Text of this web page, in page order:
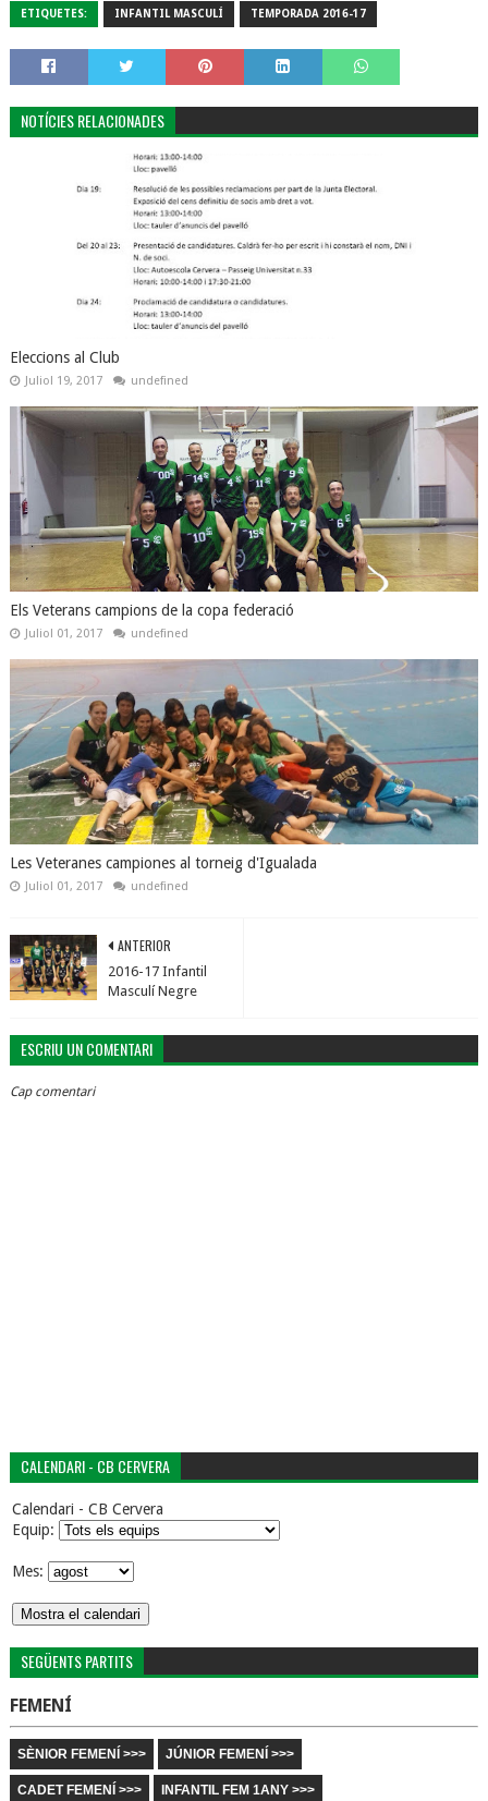
ETIQUETES: INFANTIL MASCULÍ TEMPORADA 2016-17
NOTÍCIES RELACIONADES
Eleccions al Club
Juliol 19, 2017 undefined
Els Veterans campions de la copa federació
Juliol 01, 2017 undefined
Les Veteranes campiones al torneig d'Igualada
Juliol 01, 2017 undefined
ANTERIOR
2016-17 Infantil
Masculí Negre
ESCRIU UN COMENTARI
Cap comentari
CALENDARI - CB CERVERA
Calendari - CB Cervera
Equip:
Mes:
SEGÜENTS PARTITS
FEMENÍ
SÈNIOR FEMENÍ >>> JÚNIOR FEMENÍ >>>
CADET FEMENÍ >>> INFANTIL FEM 1ANY >>>